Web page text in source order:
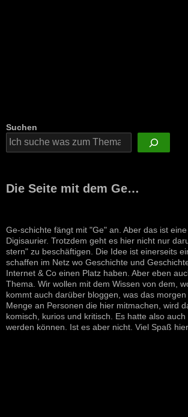
Suchen
Die Seite mit dem Ge…
Ge-schichte fängt mit "Ge" an. Aber das ist
Digisaurier. Trotzdem geht es hier nicht nur
stern" zu beschäftigen. Die Idee ist einerseits
schaffen im Netz wo Geschichte und
Internet & Co einen Platz haben. Aber eben
Thema. Wir wollen mit dem Wissen von dem,
kommt auch darüber bloggen, was das
Menge an Personen die hier mitmachen, wird
komisch, kurios und kritisch. Es hatte also
werden können. Ist es aber nicht. Viel Spaß